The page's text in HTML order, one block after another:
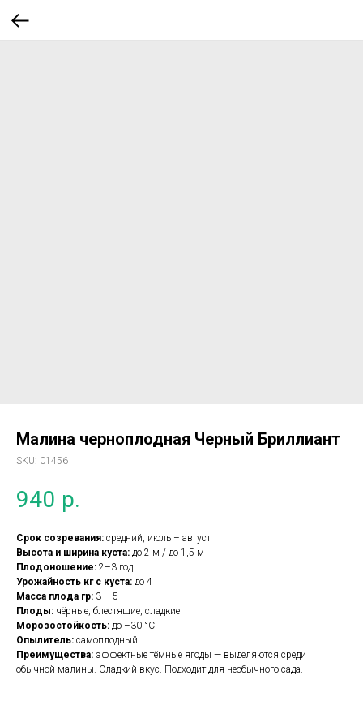
Малина черноплодная Черный Бриллиант
SKU: 01456
940 р.
Срок созревания: средний, июль – август
Высота и ширина куста: до 2 м / до 1,5 м
Плодоношение: 2–3 год
Урожайность кг с куста: до 4
Масса плода гр: 3 – 5
Плоды: чёрные, блестящие, сладкие
Морозостойкость: до –30 °C
Опылитель: самоплодный
Преимущества: эффектные тёмные ягоды — выделяются среди
обычной малины. Сладкий вкус. Подходит для необычного сада.